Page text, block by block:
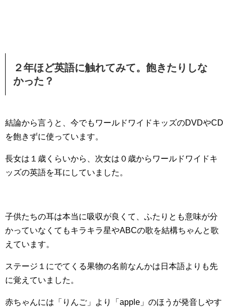
２年ほど英語に触れてみて。飽きたりしな
かった？
結論から言うと、今でもワールドワイドキッズのDVDやCD
を飽きずに使っています。
長女は１歳くらいから、次女は０歳からワールドワイドキ
ッズの英語を耳にしていました。
子供たちの耳は本当に吸収が良くて、ふたりとも意味が分
かっていなくてもキラキラ星やABCの歌を結構ちゃんと歌
えています。
ステージ１にでてくる果物の名前なんかは日本語よりも先
に覚えていました。
赤ちゃんには「りんご」より「apple」のほうが発音しやす